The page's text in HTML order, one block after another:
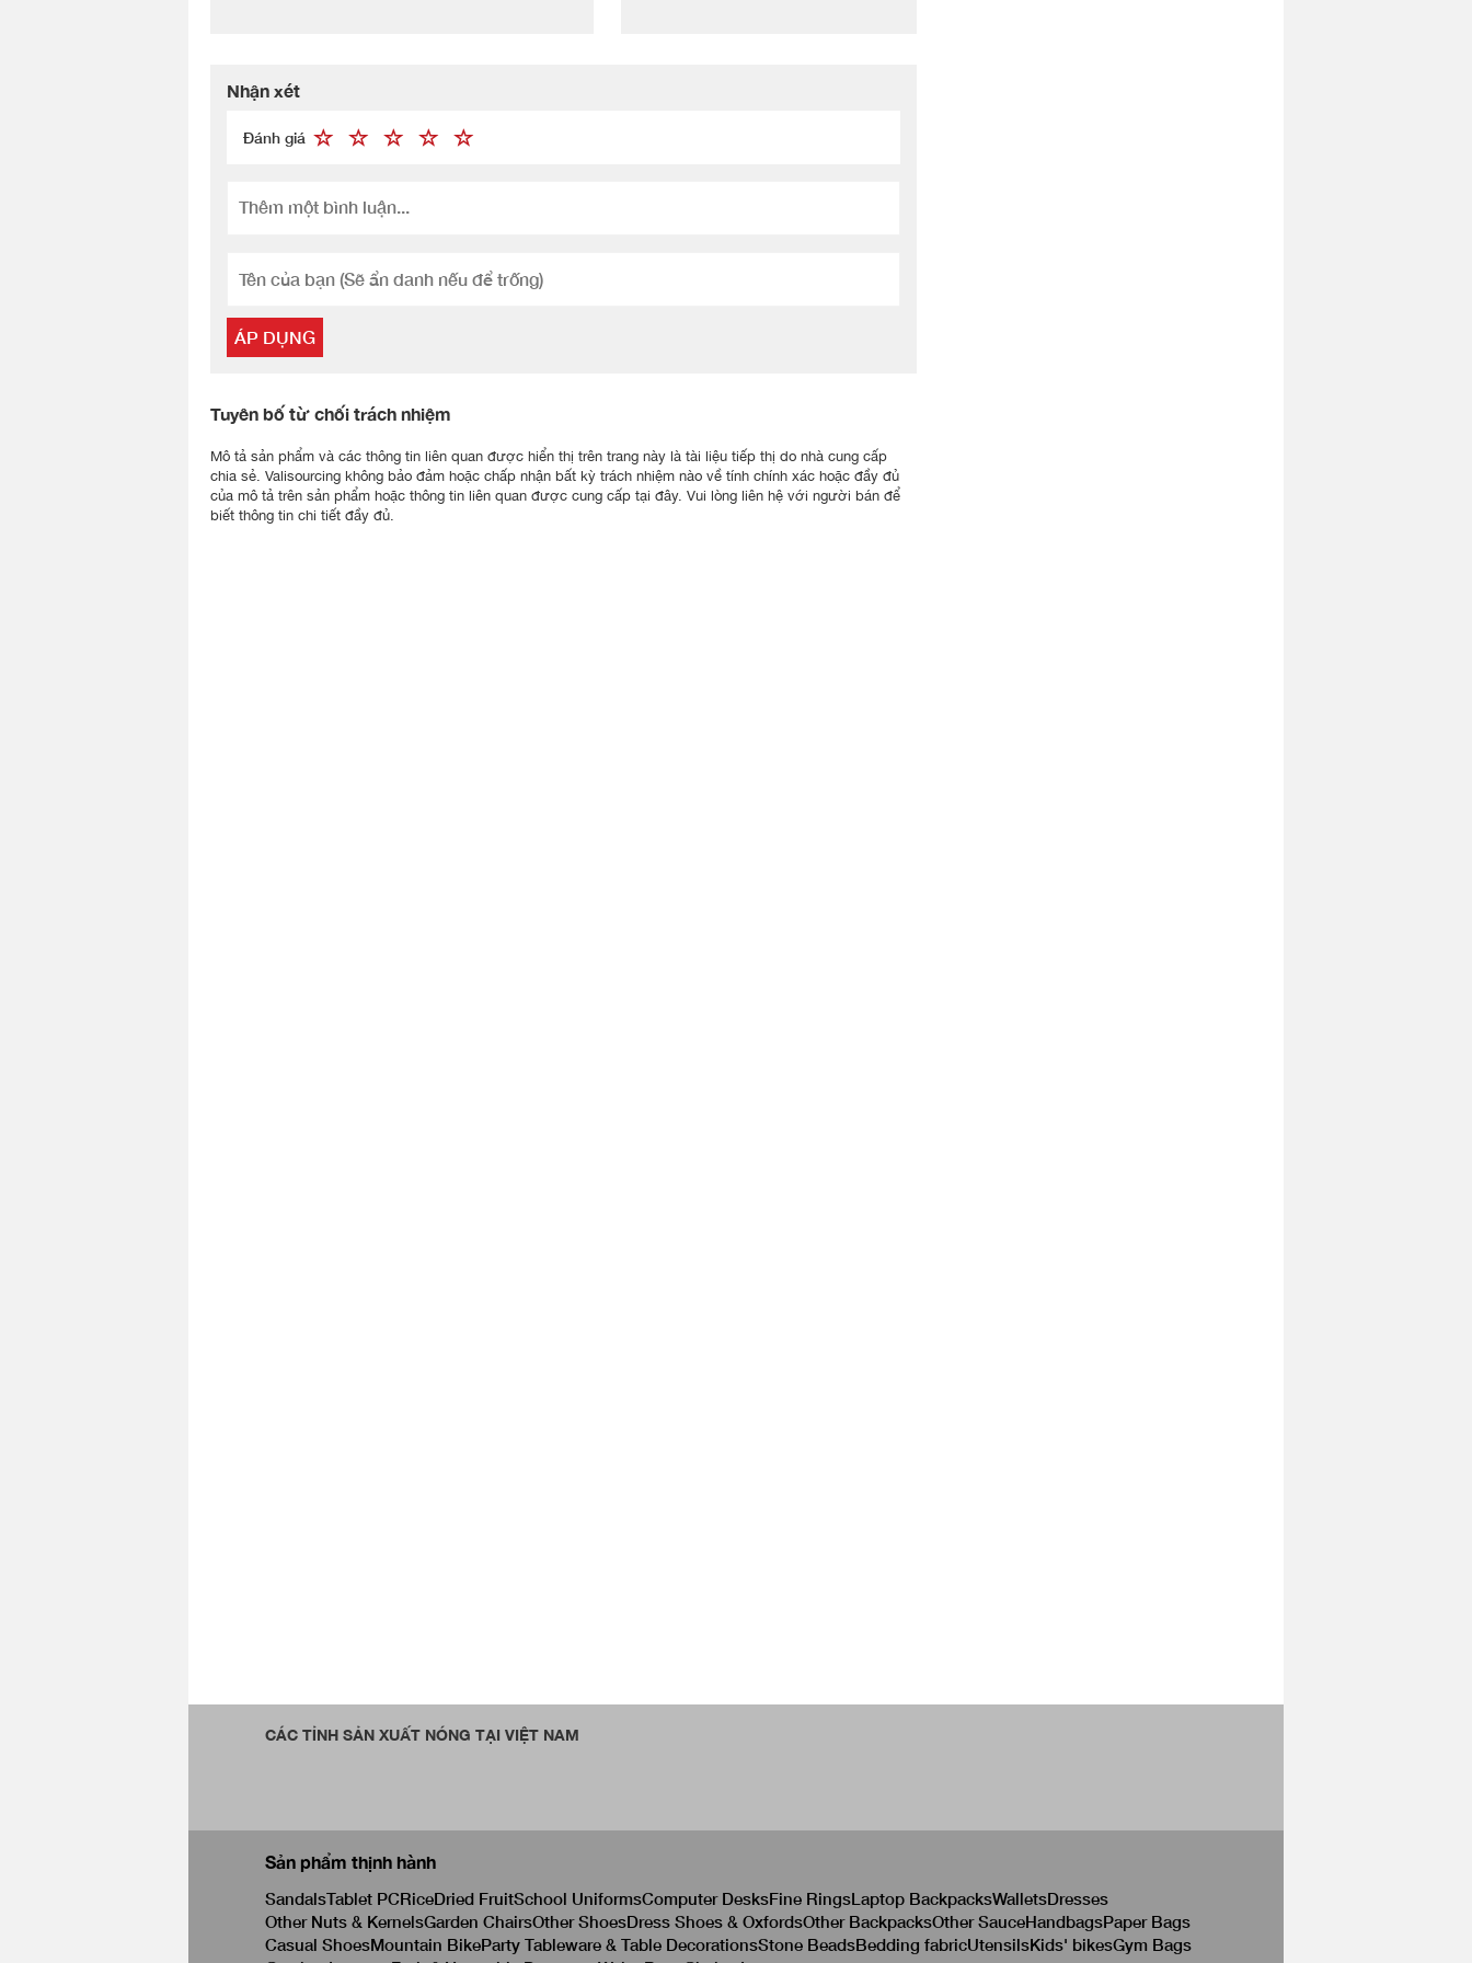
Nhận xét
Đánh giá
ÁP DỤNG
Tuyên bố từ chối trách nhiệm
Mô tả sản phẩm và các thông tin liên quan được hiển thị trên trang này là tài liệu tiếp thị do nhà cung cấp
chia sẻ. Valisourcing không bảo đảm hoặc chấp nhận bất kỳ trách nhiệm nào về tính chính xác hoặc đầy đủ
của mô tả trên sản phẩm hoặc thông tin liên quan được cung cấp tại đây. Vui lòng liên hệ với người bán để
biết thông tin chi tiết đầy đủ.
CÁC TỈNH SẢN XUẤT NÓNG TẠI VIỆT NAM
Sản phẩm thịnh hành
SandalsTablet PCRiceDried FruitSchool UniformsComputer DesksFine RingsLaptop BackpacksWalletsDresses
Other Nuts & KernelsGarden ChairsOther ShoesDress Shoes & OxfordsOther BackpacksOther SauceHandbagsPaper Bags
Casual ShoesMountain BikeParty Tableware & Table DecorationsStone BeadsBedding fabricUtensilsKids' bikesGym Bags